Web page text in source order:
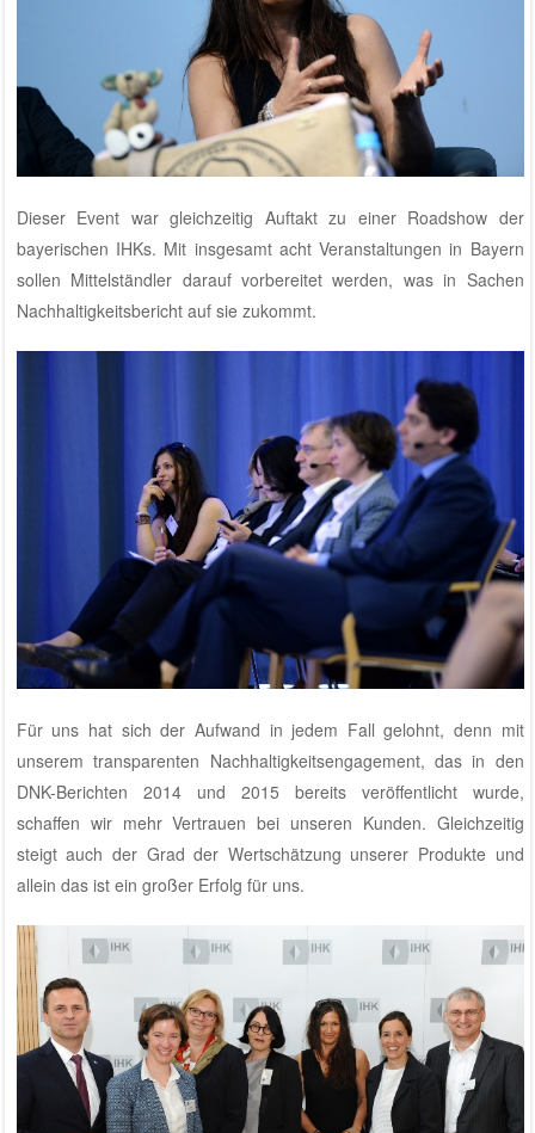
Dieser Event war gleichzeitig Auftakt zu einer Roadshow der
bayerischen IHKs. Mit insgesamt acht Veranstaltungen in Bayern
sollen Mittelständler darauf vorbereitet werden, was in Sachen
Nachhaltigkeitsbericht auf sie zukommt.
Für uns hat sich der Aufwand in jedem Fall gelohnt, denn mit
unserem transparenten Nachhaltigkeitsengagement, das in den
DNK-Berichten 2014 und 2015 bereits veröffentlicht wurde,
schaffen wir mehr Vertrauen bei unseren Kunden. Gleichzeitig
steigt auch der Grad der Wertschätzung unserer Produkte und
allein das ist ein großer Erfolg für uns.